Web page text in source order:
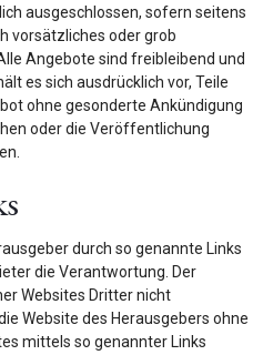
ausgeschlossen, sofern seitens
vorsätzliches oder grob
Angebote sind freibleibend und
es sich ausdrücklich vor, Teile
ohne gesonderte Ankündigung
oder die Veröffentlichung
durch so genannte Links
die Verantwortung. Der
Websites Dritter nicht
Website des Herausgebers ohne
mittels so genannter Links